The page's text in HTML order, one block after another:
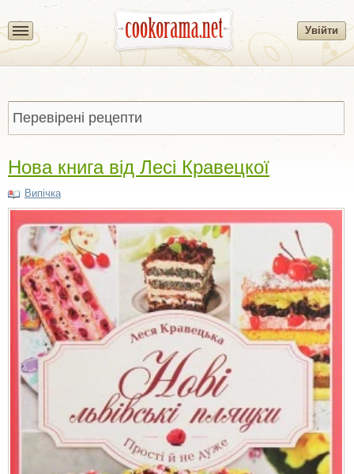
Увійти
Нова книга від Лесі Кравецкої
Випічка